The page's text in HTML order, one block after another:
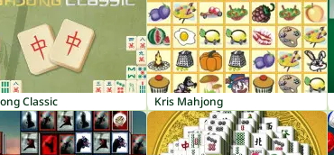
Classic Kris Mahjong